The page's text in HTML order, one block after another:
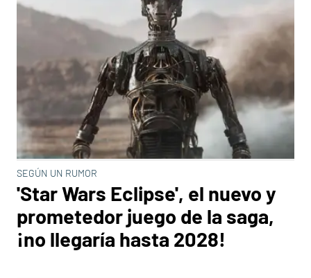
SEGÚN UN RUMOR
'Star Wars Eclipse', el nuevo y
prometedor juego de la saga,
¡no llegaría hasta 2028!